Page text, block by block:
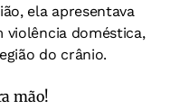
ela apresentava
violência doméstica,
do crânio.
mão!